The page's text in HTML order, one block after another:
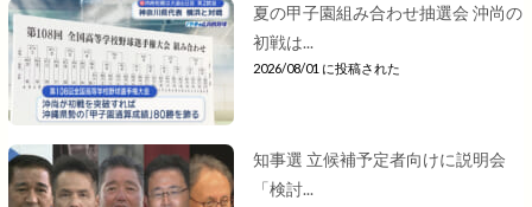
夏の甲子園組み合わせ抽選会 沖尚の
初戦は...
2026/08/01 に投稿された
知事選 立候補予定者向けに説明会
「検討...